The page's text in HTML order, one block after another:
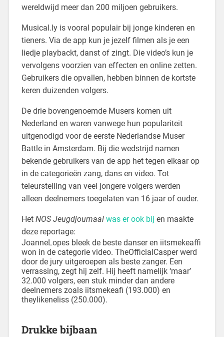
wereldwijd meer dan 200 miljoen gebruikers.
Musical.ly is vooral populair bij jonge kinderen en
tieners. Via de app kun je jezelf filmen als je een
liedje playbackt, danst of zingt. Die video’s kun je
vervolgens voorzien van effecten en online zetten.
Gebruikers die opvallen, hebben binnen de kortste
keren duizenden volgers.
De drie bovengenoemde Musers komen uit
Nederland en waren vanwege hun populariteit
uitgenodigd voor de eerste Nederlandse Muser
Battle in Amsterdam. Bij die wedstrijd namen
bekende gebruikers van de app het tegen elkaar op
in de categorieën zang, dans en video. Tot
teleurstelling van veel jongere volgers werden
alleen deelnemers toegelaten van 16 jaar of ouder.
Het NOS Jeugdjournaal was er ook bij en maakte
deze reportage:
JoanneLopes bleek de beste danser en iitsmekeaffi
won in de categorie video. TheOfficialCasper werd
door de jury uitgeroepen als beste zanger. Een
verrassing, zegt hij zelf. Hij heeft namelijk ‘maar’
32.000 volgers, een stuk minder dan andere
deelnemers zoals iitsmekeafi (193.000) en
theylikeneliss (250.000).
Drukke bijbaan